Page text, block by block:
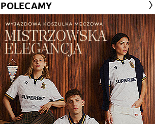
POLECAMY